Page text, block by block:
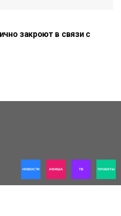
закроют в связи с